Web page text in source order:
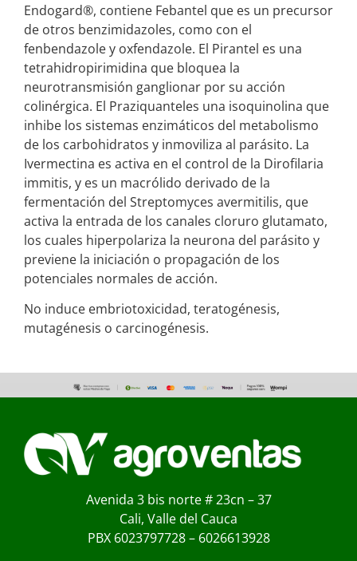
Endogard®, contiene Febantel que es un precursor
de otros benzimidazoles, como con el
fenbendazole y oxfendazole. El Pirantel es una
tetrahidropirimidina que bloquea la
neurotransmisión ganglionar por su acción
colinérgica. El Praziquanteles una isoquinolina que
inhibe los sistemas enzimáticos del metabolismo
de los carbohidratos y inmoviliza al parásito. La
Ivermectina es activa en el control de la Dirofilaria
immitis, y es un macrólido derivado de la
fermentación del Streptomyces avermitilis, que
activa la entrada de los canales cloruro glutamato,
los cuales hiperpolariza la neurona del parásito y
previene la iniciación o propagación de los
potenciales normales de acción.
No induce embriotoxicidad, teratogénesis,
mutagénesis o carcinogénesis.
Avenida 3 bis norte # 23cn – 37
Cali, Valle del Cauca
PBX 6023797728 – 6026613928